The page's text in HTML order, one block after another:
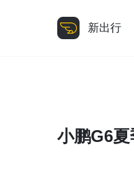
新出行
小鹏G6